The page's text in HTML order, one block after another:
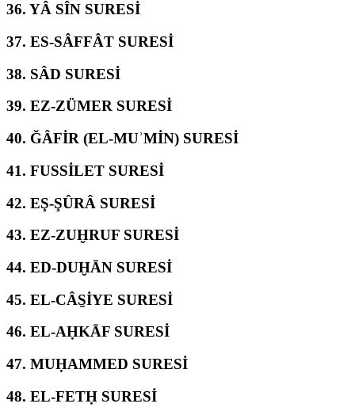
36. YÂ SÎN SURESİ
37. ES-SÂFFÂT SURESİ
38. SÂD SURESİ
39. EZ-ZÜMER SURESİ
40. ĞÂFİR (EL-MUʾMİN) SURESİ
41. FUSSİLET SURESİ
42. EŞ-ŞÛRÂ SURESİ
43. EZ-ZUḪRUF SURESİ
44. ED-DUḪĀN SURESİ
45. EL-CÂS̱İYE SURESİ
46. EL-AḤKĀF SURESİ
47. MUḤAMMED SURESİ
48. EL-FETḤ SURESİ